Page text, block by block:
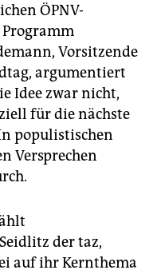
ÖPNV-
Vorsitzende
argumentiert
Idee zwar nicht,
für die nächste
populistischen
Versprechen
der taz,
auf ihr Kernthema